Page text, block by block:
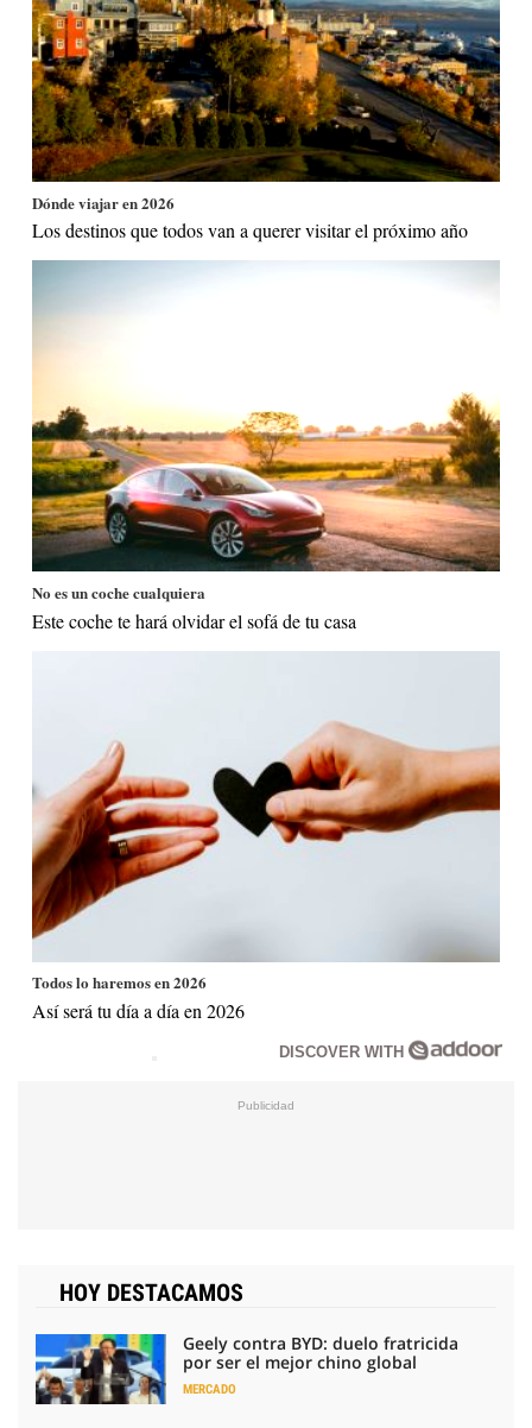
Dónde viajar en 2026
Los destinos que todos van a querer visitar el próximo año
No es un coche cualquiera
Este coche te hará olvidar el sofá de tu casa
Todos lo haremos en 2026
Así será tu día a día en 2026
DISCOVER WITH
HOY DESTACAMOS
Geely contra BYD: duelo fratricida
por ser el mejor chino global
MERCADO